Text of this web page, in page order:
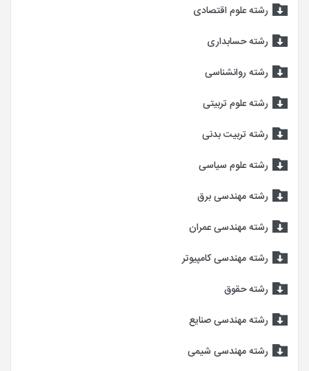
رشته علوم اقتصادی
رشته حسابداری
رشته روانشناسی
رشته علوم تربیتی
رشته تربیت بدنی
رشته علوم سیاسی
رشته مهندسی برق
رشته مهندسی عمران
رشته مهندسی کامپیوتر
رشته حقوق
رشته مهندسی صنایع
رشته مهندسی شیمی